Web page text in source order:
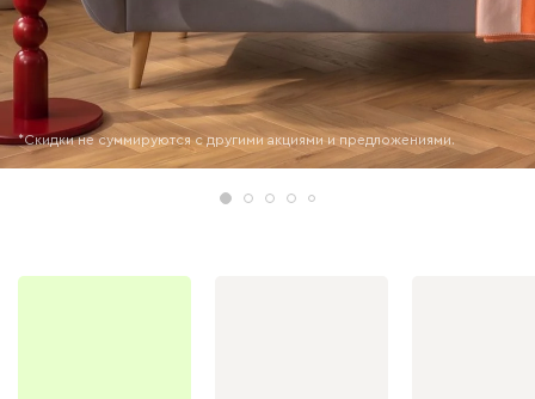
*Скидки не суммируются с другими акциями и предложениями.